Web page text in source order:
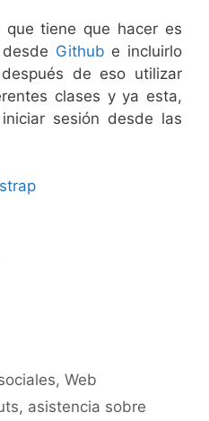
que tiene que hacer es
Github e incluirlo
de eso utilizar
clases y ya esta,
sesión desde las
,Web
asistencia sobre